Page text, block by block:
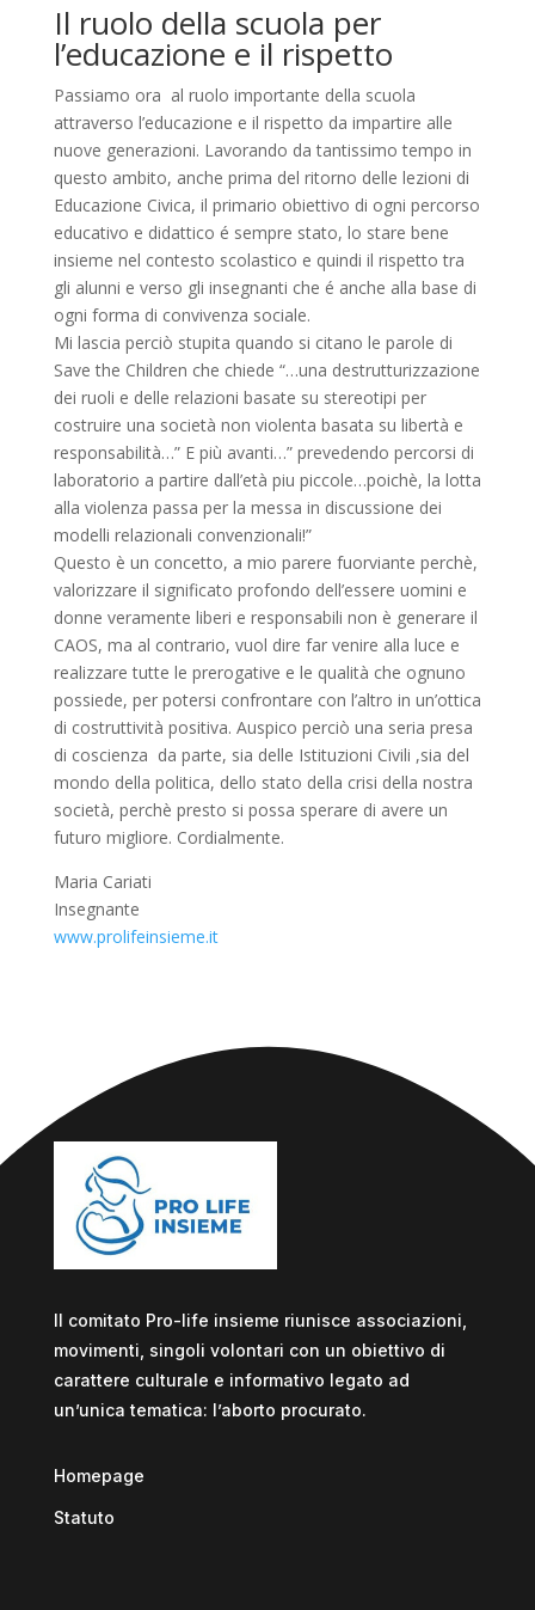
Il ruolo della scuola per
l’educazione e il rispetto
Passiamo ora al ruolo importante della scuola
attraverso l’educazione e il rispetto da impartire alle
nuove generazioni. Lavorando da tantissimo tempo in
questo ambito, anche prima del ritorno delle lezioni di
Educazione Civica, il primario obiettivo di ogni percorso
educativo e didattico é sempre stato, lo stare bene
insieme nel contesto scolastico e quindi il rispetto tra
gli alunni e verso gli insegnanti che é anche alla base di
ogni forma di convivenza sociale.
Mi lascia perciò stupita quando si citano le parole di
Save the Children che chiede “…una destrutturizzazione
dei ruoli e delle relazioni basate su stereotipi per
costruire una società non violenta basata su libertà e
responsabilità…” E più avanti…” prevedendo percorsi di
laboratorio a partire dall’età piu piccole…poichè, la lotta
alla violenza passa per la messa in discussione dei
modelli relazionali convenzionali!”
Questo è un concetto, a mio parere fuorviante perchè,
valorizzare il significato profondo dell’essere uomini e
donne veramente liberi e responsabili non è generare il
CAOS, ma al contrario, vuol dire far venire alla luce e
realizzare tutte le prerogative e le qualità che ognuno
possiede, per potersi confrontare con l’altro in un’ottica
di costruttività positiva. Auspico perciò una seria presa
di coscienza da parte, sia delle Istituzioni Civili ,sia del
mondo della politica, dello stato della crisi della nostra
società, perchè presto si possa sperare di avere un
futuro migliore. Cordialmente.
Maria Cariati
Insegnante
www.prolifeinsieme.it
Il comitato Pro-life insieme riunisce associazioni,
movimenti, singoli volontari con un obiettivo di
carattere culturale e informativo legato ad
un’unica tematica: l’aborto procurato.
Homepage
Statuto